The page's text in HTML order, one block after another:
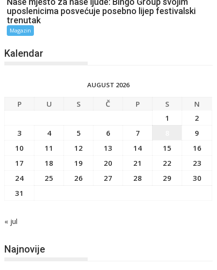
uposlenicima posvećuje posebno lijep festivalski
trenutak
Magazin
Kalendar
AUGUST 2026
P U S Č P S
N
1
2
3
4 5 6 7
9
10
11 12 13 14 15
16
17
18 19 20 21 22
23
24
25 26 27 28 29
30
31
« jul
Najnovije